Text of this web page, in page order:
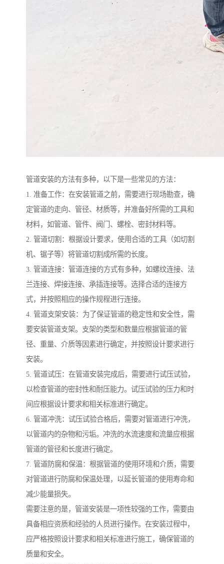
管道安装的方法有多种，以下是一些常见的方法：
1. 准备工作：在安装管道之前，需要进行现场勘查，确
定管道的走向、管径、材质等，并准备好所需的工具和
材料，如管道、管件、阀门、螺栓、密封材料等。
2. 管道切割：根据设计要求，使用合适的工具（如切割
机、锯子等）将管道切割成所需的长度。
3. 管道连接：管道连接的方式有多种，如螺纹连接、法
兰连接、焊接连接、承插连接等。选择合适的连接方
式，并按照相应的操作规程进行连接。
4. 管道支架安装：为了保证管道的稳定性和安全性，需
要安装管道支架。支架的类型和数量应根据管道的管
径、重量、介质等因素进行确定，并按照设计要求进行
安装。
5. 管道试压：在管道安装完成后，需要进行试压试验，
以检查管道的密封性和耐压能力。试压试验的压力和时
间应根据设计要求和相关标准进行确定。
6. 管道冲洗：试压试验合格后，需要对管道进行冲洗，
以管道内的杂物和污垢。冲洗的水流速度和流量应根据
管道的管径和长度进行确定。
7. 管道防腐和保温：根据管道的使用环境和介质，需要
对管道进行防腐和保温处理，以延长管道的使用寿命和
减少能量损失。
需要注意的是，管道安装是一项性较强的工作，需要由
具备相应资质和经验的人员进行操作。在安装过程中，
应严格按照设计要求和相关标准进行施工，确保管道的
质量和安全。